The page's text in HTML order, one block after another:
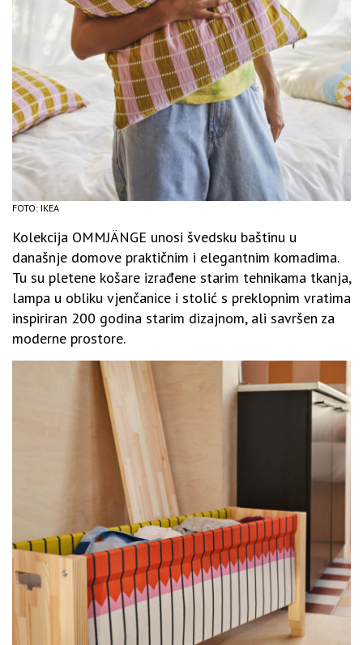
FOTO: IKEA
Kolekcija OMMJÄNGE unosi švedsku baštinu u
današnje domove praktičnim i elegantnim komadima.
Tu su pletene košare izrađene starim tehnikama tkanja,
lampa u obliku vjenčanice i stolić s preklopnim vratima
inspiriran 200 godina starim dizajnom, ali savršen za
moderne prostore.